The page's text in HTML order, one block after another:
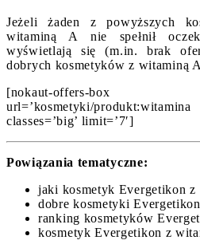
Jeżeli żaden z powyższych
witaminą A nie spełnił
wyświetlają się (m.in. brak
dobrych kosmetyków z witaminą
[nokaut-offers-box
url=’kosmetyki/
classes=’big’ limit=’7′]
Powiązania tematyczne:
jaki kosmetyk Evergetikon
dobre kosmetyki
ranking kosmetyków
kosmetyk Evergetikon z